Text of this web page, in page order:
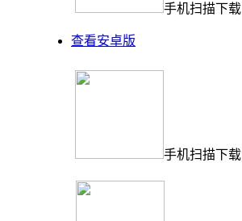
手机扫描下载
查看安卓版
手机扫描下载